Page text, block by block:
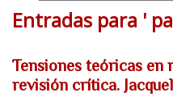
Entradas para '
Tensiones teóricas en
revisión crítica.